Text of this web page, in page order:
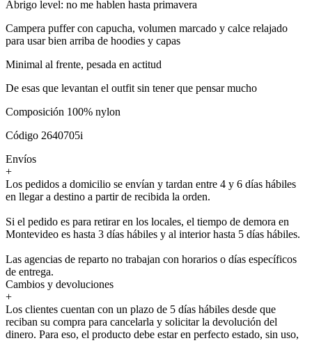
Abrigo level: no me hablen hasta primavera
Campera puffer con capucha, volumen marcado y calce relajado
para usar bien arriba de hoodies y capas
Minimal al frente, pesada en actitud
De esas que levantan el outfit sin tener que pensar mucho
Composición 100% nylon
Código 2640705i
Envíos
+
Los pedidos a domicilio se envían y tardan entre 4 y 6 días hábiles
en llegar a destino a partir de recibida la orden.
Si el pedido es para retirar en los locales, el tiempo de demora en
Montevideo es hasta 3 días hábiles y al interior hasta 5 días hábiles.
Las agencias de reparto no trabajan con horarios o días específicos
de entrega.
Cambios y devoluciones
+
Los clientes cuentan con un plazo de 5 días hábiles desde que
reciban su compra para cancelarla y solicitar la devolución del
dinero. Para eso, el producto debe estar en perfecto estado, sin uso,